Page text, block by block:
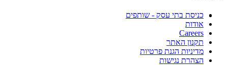
כניסת בתי עסק - שותפים
אודות
Careers
תקנון האתר
מדיניות הגנת פרטיות
הצהרת נגישות